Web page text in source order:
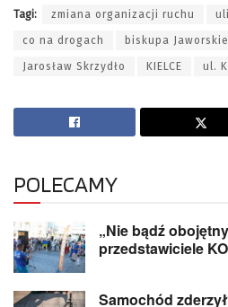
Tagi: zmiana organizacji ruchu
co na drogach biskupa
Jarosław Skrzydło KIELCE ul.
POLECAMY
„Nie bądź
przedstawiciele
Samochód